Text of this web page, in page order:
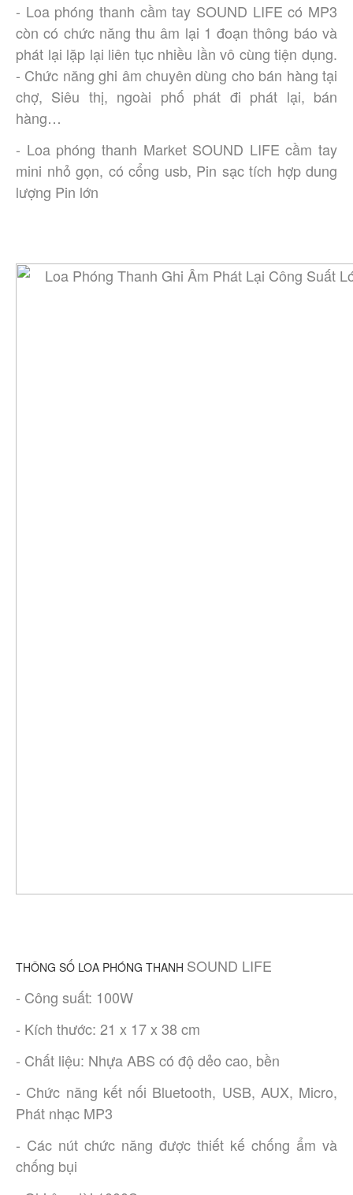
- Loa phóng thanh cầm tay SOUND LIFE có MP3
còn có chức năng thu âm lại 1 đoạn thông báo và
phát lại lặp lại liên tục nhiều lần vô cùng tiện dụng.
- Chức năng ghi âm chuyên dùng cho bán hàng tại
chợ, Siêu thị, ngoài phố phát đi phát lại, bán
hàng…
- Loa phóng thanh Market SOUND LIFE cầm tay
mini nhỏ gọn, có cổng usb, Pin sạc tích hợp dung
lượng Pin lớn
THÔNG SỐ LOA PHÓNG THANH SOUND LIFE
- Công suất: 100W
- Kích thước: 21 x 17 x 38 cm
- Chất liệu: Nhựa ABS có độ dẻo cao, bền
- Chức năng kết nối Bluetooth, USB, AUX, Micro,
Phát nhạc MP3
- Các nút chức năng được thiết kế chống ẩm và
chống bụi